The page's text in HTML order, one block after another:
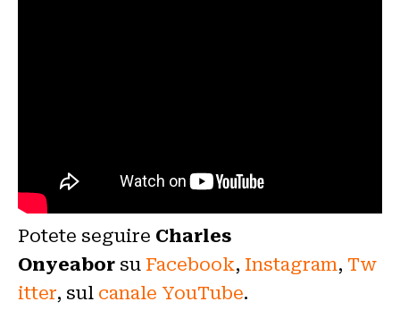
Potete seguire Charles
Onyeabor su Facebook, Instagram, Tw
itter, sul canale YouTube.